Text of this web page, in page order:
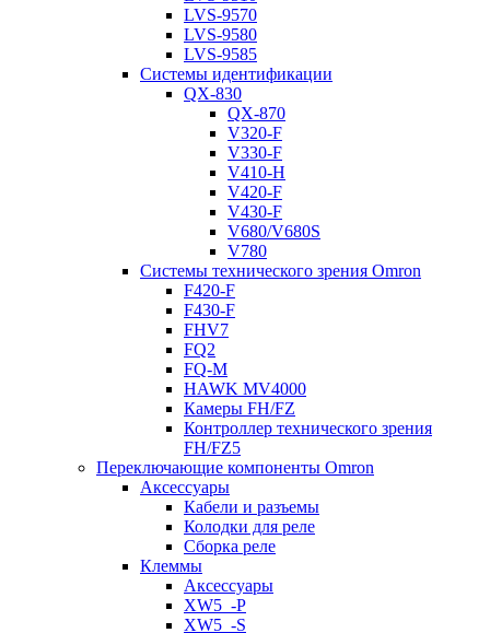
LVS-9570
LVS-9580
LVS-9585
Системы идентификации
QX-830
QX-870
V320-F
V330-F
V410-H
V420-F
V430-F
V680/V680S
V780
Системы технического зрения Omron
F420-F
F430-F
FHV7
FQ2
FQ-M
HAWK MV4000
Камеры FH/FZ
Контроллер технического зрения
FH/FZ5
Переключающие компоненты Omron
Аксессуары
Кабели и разъемы
Колодки для реле
Сборка реле
Клеммы
Аксессуары
XW5_-P
XW5_-S